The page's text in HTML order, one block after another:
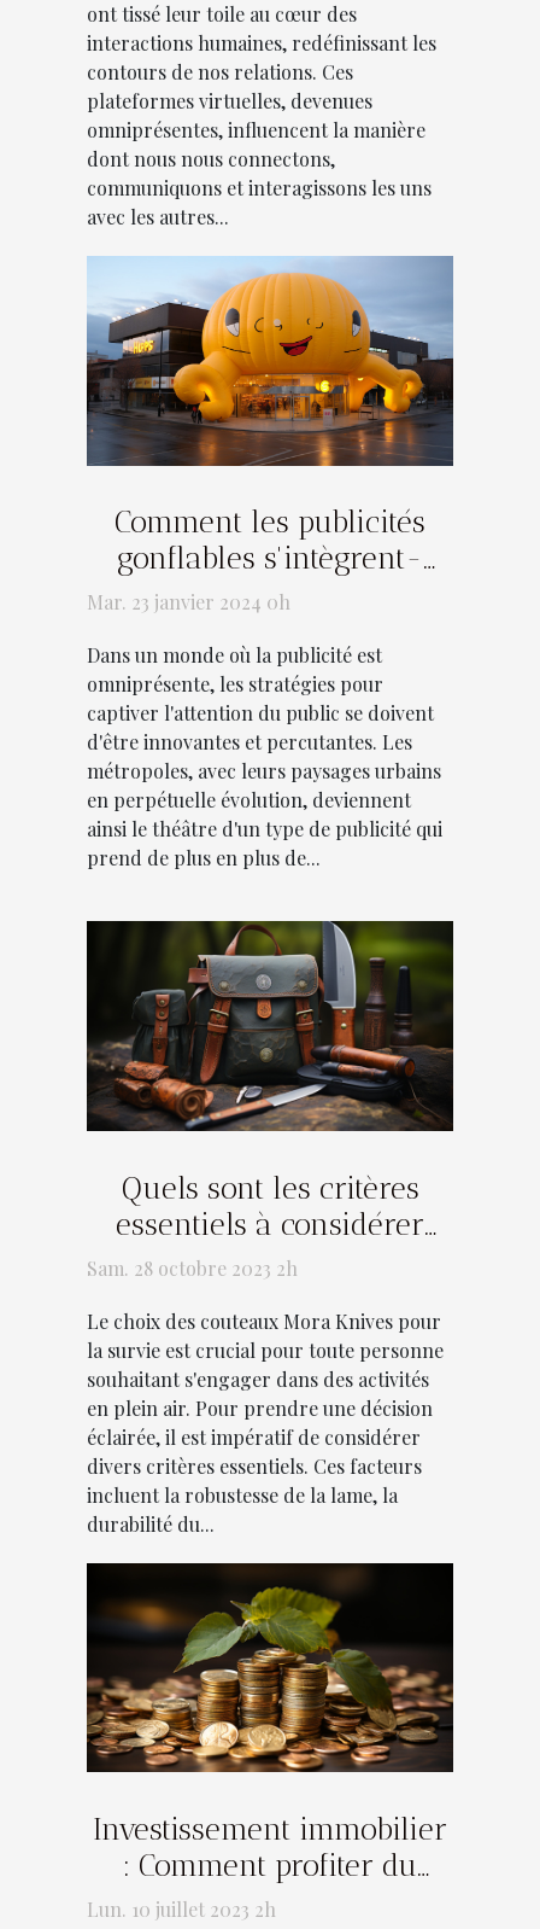
ont tissé leur toile au cœur des
interactions humaines, redéfinissant les
contours de nos relations. Ces
plateformes virtuelles, devenues
omniprésentes, influencent la manière
dont nous nous connectons,
communiquons et interagissons les uns
avec les autres...
Comment les publicités
gonflables s'intègrent-
elles dans le paysage
Mar. 23 janvier 2024 0h
Dans un monde où la publicité est
omniprésente, les stratégies pour
captiver l'attention du public se doivent
d'être innovantes et percutantes. Les
métropoles, avec leurs paysages urbains
en perpétuelle évolution, deviennent
ainsi le théâtre d'un type de publicité qui
prend de plus en plus de...
Quels sont les critères
essentiels à considérer
pour bien choisir vos
pour la survie ?
Sam. 28 octobre 2023 2h
Le choix des couteaux Mora Knives pour
la survie est crucial pour toute personne
souhaitant s'engager dans des activités
en plein air. Pour prendre une décision
éclairée, il est impératif de considérer
divers critères essentiels. Ces facteurs
incluent la robustesse de la lame, la
durabilité du...
Investissement immobilier
: Comment profiter du
statut LMNP pour votre
Lun. 10 juillet 2023 2h